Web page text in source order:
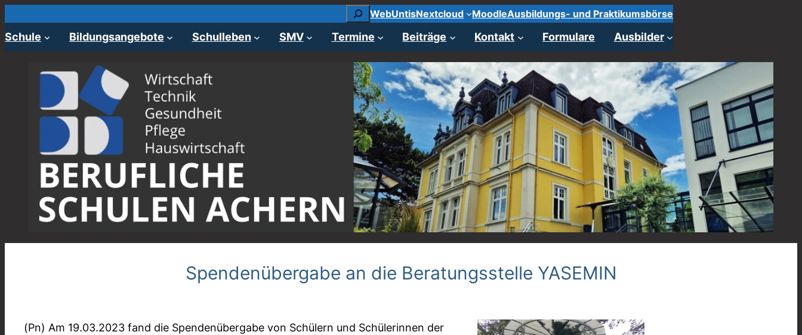
springen
SuchenWebUntisNextcloud MoodleAusbildungs- und Praktikumsbörse
Schule Bildungsangebote Schulleben SMV Termine Beiträge Kontakt Formulare Ausbilder
Spendenübergabe an die Beratungsstelle YASEMIN
(Pn) Am 19.03.2023 fand die Spendenübergabe von Schülern und Schülerinnen der